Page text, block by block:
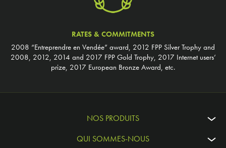
RATES & COMMITMENTS
2008 “Entreprendre en Vendée” award, 2012 FPP Silver Trophy and
2008, 2012, 2014 and 2017 FPP Gold Trophy, 2017 Internet users’
prize, 2017 European Bronze Award, etc.
NOS PRODUITS
QUI SOMMES-NOUS